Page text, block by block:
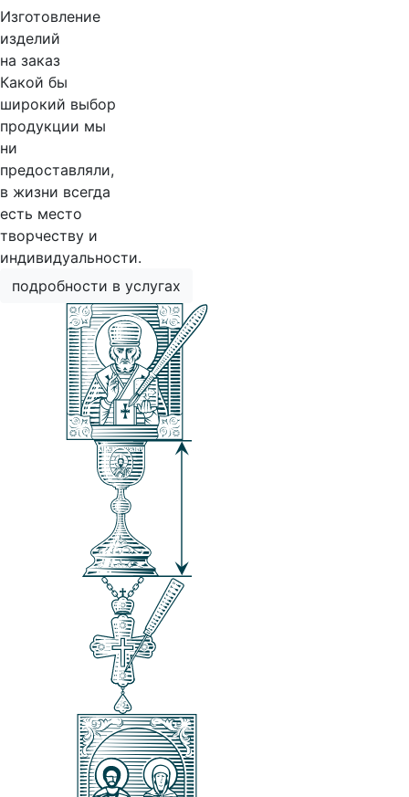
Изготовление
изделий
на заказ
Какой бы
широкий выбор
продукции мы
ни
предоставляли,
в жизни всегда
есть место
творчеству и
индивидуальности.
подробности в услугах